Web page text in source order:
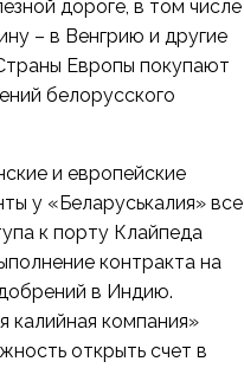
дороге, в том числе
– в Венгрию и другие
Европы покупают
белорусского
и европейские
у «Беларуськалия» все
к порту Клайпеда
контракта на
в Индию.
калийная компания»
открыть счет в